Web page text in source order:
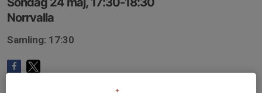
Norrvalla
Samling: 17:30